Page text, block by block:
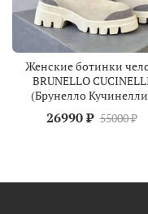
Женские ботинки
BRUNELLO
(Брунелло
26990 ₽ 55000 ₽